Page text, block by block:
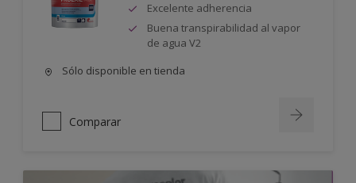
Excelente adherencia
Buena transpirabilidad al vapor
de agua V2
Sólo disponible en tienda
Comparar